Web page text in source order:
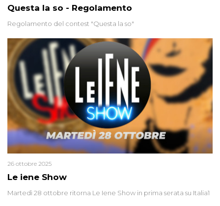
Questa la so - Regolamento
Regolamento del contest "Questa la so"
Le iene Show
26 ottobre 2025
Martedì 28 ottobre ritorna Le Iene Show in prima serata su Italia1